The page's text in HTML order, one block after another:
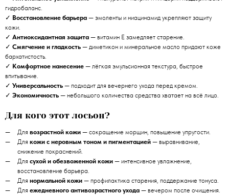
гидробаланс.
✓ Восстановление барьера — эмоленты и ниацинамид укрепляют защиту
кожи.
✓ Антиоксидантная защита — витамин E замедляет старение.
✓ Смягчение и гладкость — диметикон и минеральное масло придают коже
бархатистость.
✓ Комфортное нанесение — лёгкая эмульсионная текстура, быстрое
впитывание.
✓ Универсальность — подходит для вечернего ухода перед кремом.
✓ Экономичность — небольшого количества средства хватает на всё лицо.
Для кого этот лосьон?
Для возрастной кожи — сокращение морщин, повышение упругости.
Для кожи с неровным тоном и пигментацией — выравнивание,
снижение покраснений.
Для сухой и обезвоженной кожи — интенсивное увлажнение,
восстановление барьера.
Для нормальной кожи — профилактика старения, поддержание тонуса.
Для ежедневного антивозрастного ухода — вечером после очищения.